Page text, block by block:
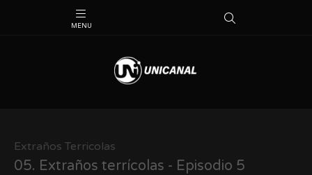
Extraños Terricolas
05. Extraños terrícolas - Episodio 5